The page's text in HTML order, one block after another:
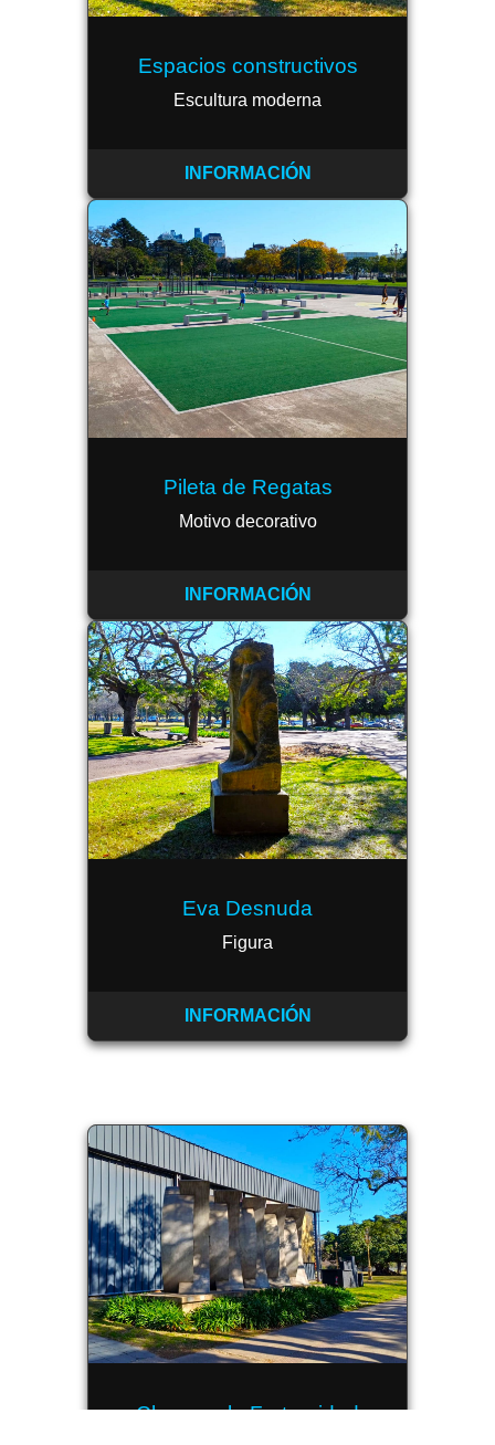
Espacios constructivos
Escultura moderna
INFORMACIÓN
Pileta de Regatas
Motivo decorativo
INFORMACIÓN
Eva Desnuda
Figura
INFORMACIÓN
Clamor a la Fraternidad